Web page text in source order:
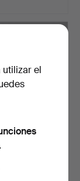
siglo XIX.
utilizar el